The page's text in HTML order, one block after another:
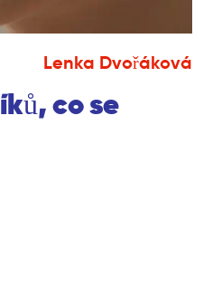
Lenka Dvořáková
co se